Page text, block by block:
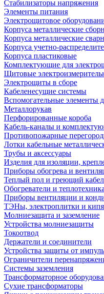
Стабилизаторы напряжения
Элементы питания
Электрощитовое
Корпуса металлические
Корпуса металлические
Корпуса учетно-
Корпуса пластиковые
Комплектующие для
Щитовые
Электрощиты в сборе
Кабеленесущие системы
Вспомогательные элементы
Металлорукав
Перфорированные короба
Кабель-каналы и
Противопожарные
Лотки кабельные
Трубы и аксессуары
Изделия для изоляции,
Приборы обогрева и
Теплый пол и греющий
Обогреватели и теплотехника
Приборы вентиляции и
ТЭНы, электроплитки и
Молниезащита и заземление
Устройства молниезащиты
Токоотвод
Держатели и соединители
Устройства защиты от
Ограничители
Системы заземления
Трансформаторное
Сухие трансформаторы